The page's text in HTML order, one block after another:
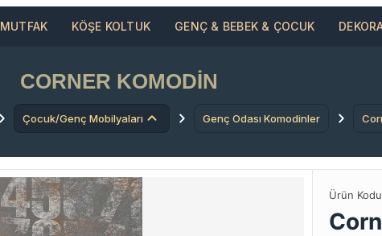
MUTFAK KÖŞE KOLTUK GENÇ & BEBEK & ÇOCUK
CORNER KOMODIN
Çocuk/Genç Mobilyaları Genç Odası Komodinler
Ürün